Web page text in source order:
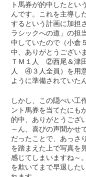
ト馬券が的中したとい
んです。これを主導し
するという計画に加担
ラシックへの道」の担
中していたので（小倉
中、ありがとうござい
ＴＭ１人 ②西尾＆津
人 ④３人全員）を用
ように準備されていた
しかし、この隠ぺい工
ント馬券を当てたにも
的中、ありがとうござ
～ん、喜びの声聞かせ
だったことで、あっさ
を踏まえた上で写真を
感じてしまいますね～
を欺いてまで早退した